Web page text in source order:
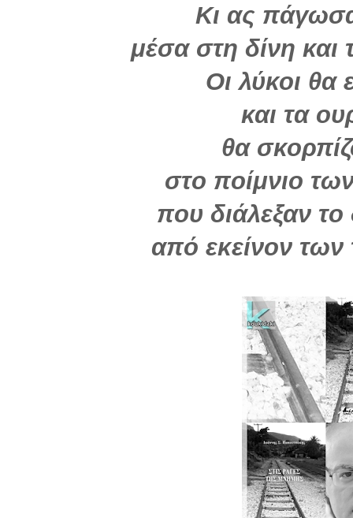
Κι ας
μέσα στη δίνη
Οι λύκοι θα
και τα
θα
στο ποίμνιο
που διάλεξαν
από εκείνον των